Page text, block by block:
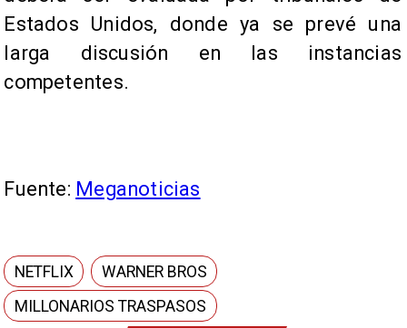
Estados Unidos, donde ya se prevé una
larga discusión en las instancias
competentes.
Fuente: Meganoticias
NETFLIX
WARNER BROS
MILLONARIOS TRASPASOS